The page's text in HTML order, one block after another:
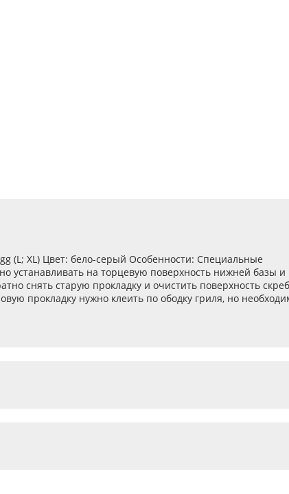
(L; XL) Цвет: бело-серый Особенности: Специальные
устанавливать на торцевую поверхность нижней базы и
снять старую прокладку и очистить поверхность
прокладку нужно клеить по ободку гриля, но